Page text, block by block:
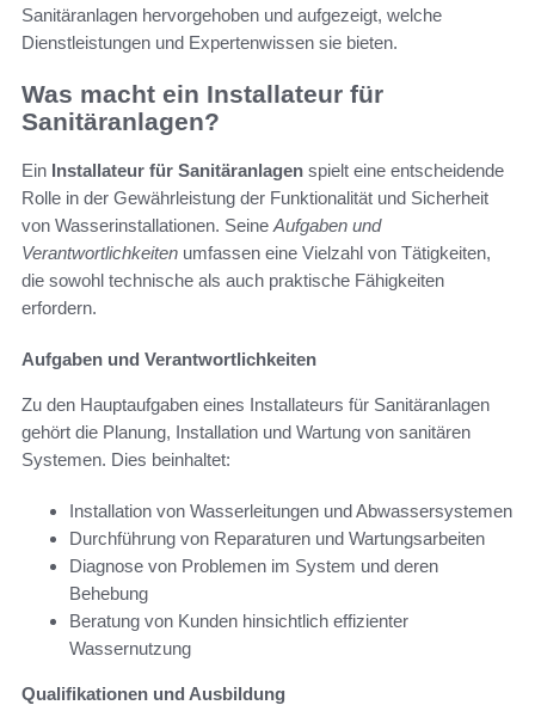
Sanitäranlagen hervorgehoben und aufgezeigt, welche
Dienstleistungen und Expertenwissen sie bieten.
Was macht ein Installateur für
Sanitäranlagen?
Ein Installateur für Sanitäranlagen spielt eine entscheidende
Rolle in der Gewährleistung der Funktionalität und Sicherheit
von Wasserinstallationen. Seine Aufgaben und
Verantwortlichkeiten umfassen eine Vielzahl von Tätigkeiten,
die sowohl technische als auch praktische Fähigkeiten
erfordern.
Aufgaben und Verantwortlichkeiten
Zu den Hauptaufgaben eines Installateurs für Sanitäranlagen
gehört die Planung, Installation und Wartung von sanitären
Systemen. Dies beinhaltet:
Installation von Wasserleitungen und Abwassersystemen
Durchführung von Reparaturen und Wartungsarbeiten
Diagnose von Problemen im System und deren
Behebung
Beratung von Kunden hinsichtlich effizienter
Wassernutzung
Qualifikationen und Ausbildung